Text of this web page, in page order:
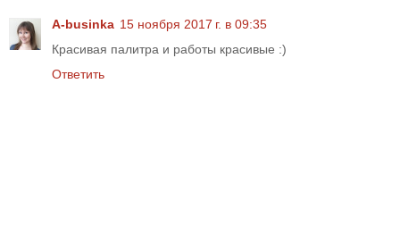
A-businka 15 ноября 2017 г. в 09:35
Красивая палитра и работы красивые :)
Ответить